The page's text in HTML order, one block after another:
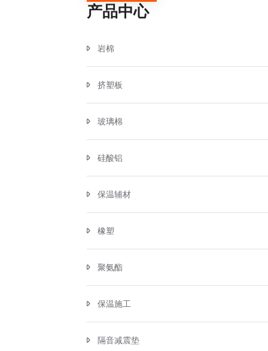
产品中心
岩棉
挤塑板
玻璃棉
硅酸铝
保温辅材
橡塑
聚氨酯
保温施工
隔音减震垫